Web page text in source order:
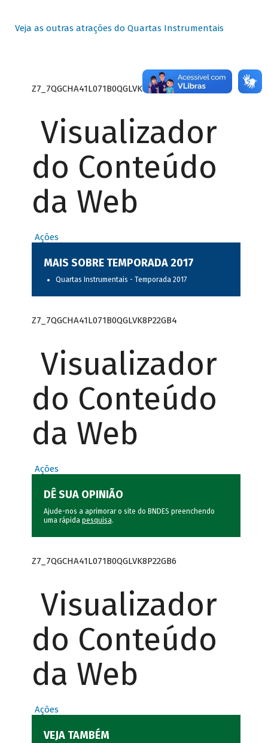
Veja as outras atrações do Quartas Instrumentais
Z7_7QGCHA41L071B0QGLVK8P22GJ7
Visualizador
do Conteúdo
da Web
Ações
MAIS SOBRE TEMPORADA 2017
Quartas Instrumentais - Temporada 2017
Z7_7QGCHA41L071B0QGLVK8P22GB4
Visualizador
do Conteúdo
da Web
Ações
DÊ SUA OPINIÃO
Ajude-nos a aprimorar o site do BNDES preenchendo
uma rápida pesquisa.
Z7_7QGCHA41L071B0QGLVK8P22GB6
Visualizador
do Conteúdo
da Web
Ações
VEJA TAMBÉM